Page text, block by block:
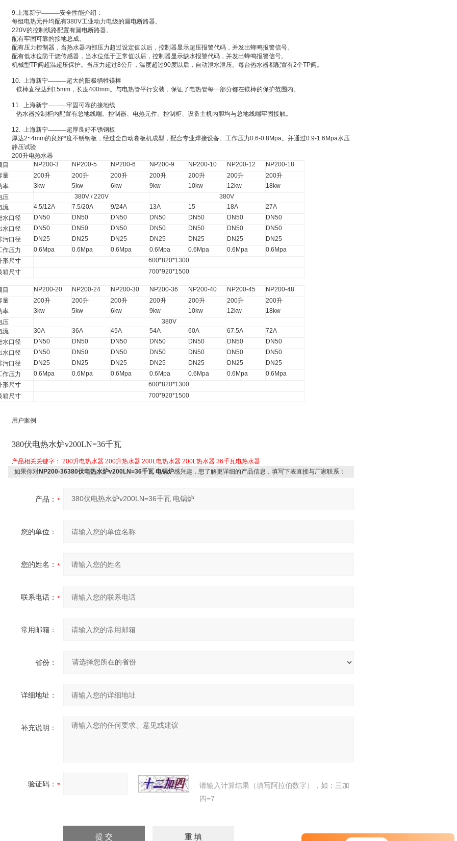
9.上海新宁———安全性能介绍：
每组电热元件均配有380V工业动力电级的漏电断路器。
220V的控制线路配置有漏电断路器。
配有牢固可靠的接地总成。
配有压力控制器，当热水器内部压力超过设定值以后，控制器显示超压报警代码，并发出蜂鸣报警信号。
配有低水位防干烧传感器，当水位低于正常值以后，控制器显示缺水报警代码，并发出蜂鸣报警信号。
机械型TP阀超温超压保护。当压力超过8公斤，温度超过90度以后，自动泄水泄压。每台热水器都配置有2个TP阀。
10. 上海新宁———超大的阳极牺牲镁棒
镁棒直径达到 15mm ，长度400mm。与电热管平行安装，保证了电热管每一部分都在镁棒的保护范围内。
11. 上海新宁———牢固可靠的接地线
热水器控制柜内配置有总地线端。控制器、电热元件、控制柜、设备主机内胆均与总地线端牢固接触。
12. 上海新宁———超厚良好不锈钢板
厚达2~4mm的良好*度不锈钢板，经过全自动卷板机成型，配合专业焊接设备。工作压力0.6-0.8Mpa。并通过0.9-1.6Mpa水压
静压试验
200升电热水器
目
NP200-3 NP200-5 NP200-6 NP200-9 NP200-10 NP200-12
NP200-18
量
200升 200升 200升 200升 200升 200升 200升
率
3kw 5kw 6kw 9kw 10kw 12kw
18kw
压
380V / 220V
380V
流
4.5/12A 7.5/20A 9/24A 13A 15 18A
27A
水口径
DN50 DN50 DN50 DN50 DN50 DN50
DN50
水口径
DN50 DN50 DN50 DN50 DN50 DN50
DN50
污口径
DN25 DN25 DN25 DN25 DN25 DN25
DN25
作压力
0.6Mpa 0.6Mpa 0.6Mpa 0.6Mpa 0.6Mpa 0.6Mpa
0.6Mpa
形尺寸
600*820*1300
箱尺寸
700*920*1500
目 NP200-20 NP200-24 NP200-30 NP200-36 NP200-40 NP200-45
NP200-48
量
200升 200升 200升 200升 200升 200升 200升
率
3kw 5kw 6kw 9kw 10kw 12kw
18kw
压
380V
流
30A 36A 45A 54A 60A 67.5A
72A
水口径
DN50 DN50 DN50 DN50 DN50 DN50
DN50
水口径
DN50 DN50 DN50 DN50 DN50 DN50
DN50
污口径
DN25 DN25 DN25 DN25 DN25 DN25
DN25
作压力
0.6Mpa 0.6Mpa 0.6Mpa 0.6Mpa 0.6Mpa 0.6Mpa
0.6Mpa
形尺寸
600*820*1300
箱尺寸
700*920*1500
用户案例
380伏电热水炉v200LN=36千瓦
产品相关关键字： 200升电热水器 200升热水器 200L电热水器 200L热水器 36千瓦电热水器
如果你对NP200-36380伏电热水炉v200LN=36千瓦 电锅炉感兴趣，想了解更详细的产品信息，填写下表直接与厂家联系：
产品：
您的单位：
您的姓名：
联系电话：
常用邮箱：
省份：
详细地址：
补充说明：
验证码：
请输入计算结果（填写阿拉伯数字），如：三加
四=7